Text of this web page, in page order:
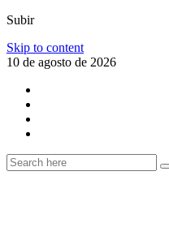
Subir
Skip to content
10 de agosto de 2026